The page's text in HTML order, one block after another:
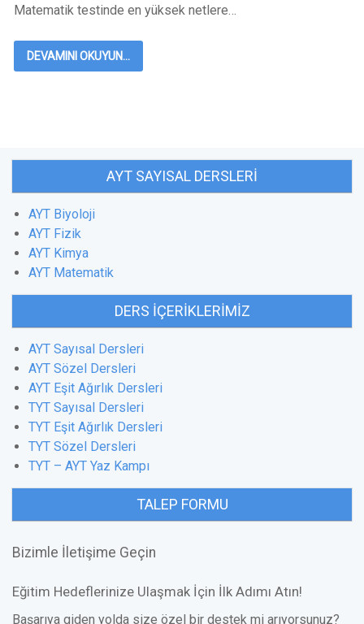
Matematik testinde en yüksek netlere…
DEVAMINI OKUYUN...
AYT SAYISAL DERSLERI
AYT Biyoloji
AYT Fizik
AYT Kimya
AYT Matematik
DERS İÇERIKLERIMIZ
AYT Sayısal Dersleri
AYT Sözel Dersleri
AYT Eşit Ağırlık Dersleri
TYT Sayısal Dersleri
TYT Eşit Ağırlık Dersleri
TYT Sözel Dersleri
TYT – AYT Yaz Kampı
TALEP FORMU
Bizimle İletişime Geçin
Eğitim Hedeflerinize Ulaşmak İçin İlk Adımı Atın!
Başarıya giden yolda size özel bir destek mi arıyorsunuz?